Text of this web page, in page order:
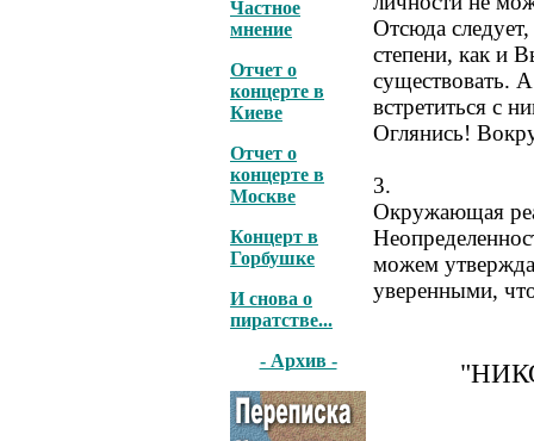
Частное
мнение
Отчет о
концерте в
Киеве
Отчет о
концерте в
Москве
Концерт в
Горбушке
И снова о
пиратстве...
- Архив -
Отсюда
степени, как и
существовать.
встретиться с
Оглянись!
3.
Окружающая
можем
уверенными,